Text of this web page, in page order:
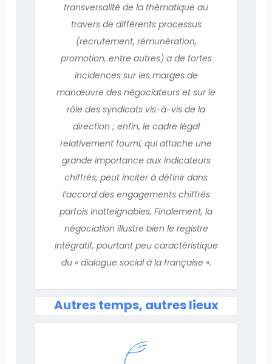
transversalité de la thématique au
travers de différents processus
(recrutement, rémunération,
promotion, entre autres) a de fortes
incidences sur les marges de
manœuvre des négociateurs et sur le
rôle des syndicats vis-à-vis de la
direction ; enfin, le cadre légal
relativement fourni, qui attache une
grande importance aux indicateurs
chiffrés, peut inciter à définir dans
l’accord des engagements chiffrés
parfois inatteignables. Finalement, la
négociation illustre bien le registre
intégratif, pourtant peu caractéristique
du « dialogue social à la française ».
Autres temps, autres lieux